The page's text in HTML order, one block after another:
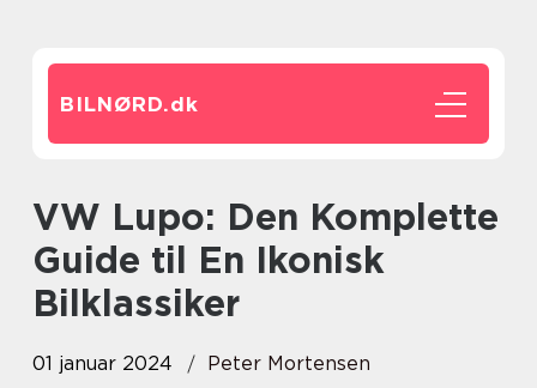
BILNØRD.dk
VW Lupo: Den Komplette
Guide til En Ikonisk
Bilklassiker
01 januar 2024
Peter Mortensen